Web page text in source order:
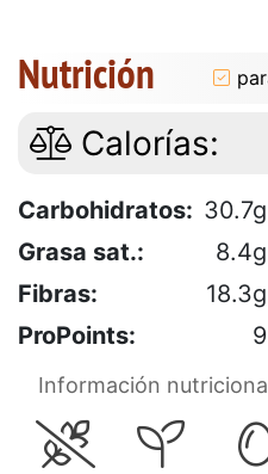
Nutrición
Calorías:
Carbohidratos: 30.7g
Grasa sat.:
8.4g
Fibras:
18.3g
ProPoints:
9
Información